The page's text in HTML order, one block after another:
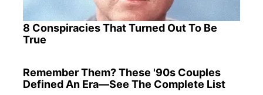
8 Conspiracies That Turned Out To Be
True
Remember Them? These '90s Couples
Defined An Era—See The Complete List